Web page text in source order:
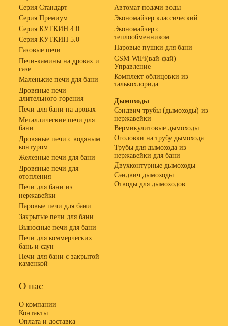
Серия Стандарт
Серия Премиум
Серия КУТКИН 4.0
Серия КУТКИН 5.0
Газовые печи
Печи-камины на дровах и
газе
Маленькие печи для бани
Дровяные печи
длительного горения
Печи для бани на дровах
Металлические печи для
бани
Дровяные печи с водяным
контуром
Железные печи для бани
Дровяные печи для
отопления
Печи для бани из
нержавейки
Паровые печи для бани
Закрытые печи для бани
Выносные печи для бани
Печи для коммерческих
бань и саун
Печи для бани с закрытой
каменкой
Автомат подачи воды
Экономайзер классический
Экономайзер с
теплообменником
Паровые пушки для бани
GSM-WiFi(вай-фай)
Управление
Комплект облицовки из
талькохлорида
Дымоходы
Сэндвич трубы (дымоходы) из
нержавейки
Вермикулитовые дымоходы
Оголовки на трубу дымохода
Трубы для дымохода из
нержавейки для бани
Двухконтурные дымоходы
Сэндвич дымоходы
Отводы для дымоходов
О нас
О компании
Контакты
Оплата и доставка